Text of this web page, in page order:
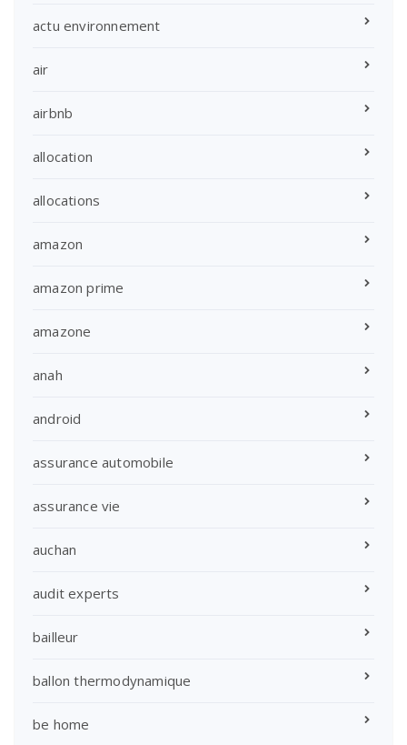
actu environnement
air
airbnb
allocation
allocations
amazon
amazon prime
amazone
anah
android
assurance automobile
assurance vie
auchan
audit experts
bailleur
ballon thermodynamique
be home